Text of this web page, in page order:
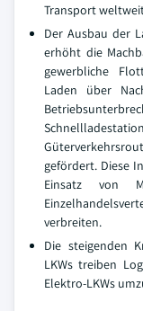
Transport
Der Ausbau der
erhöht die
gewerbliche
Laden über
gefördert. Diese
Einsatz von
verbreiten.
Die steigenden
LKWs treiben
Elektro-LKWs